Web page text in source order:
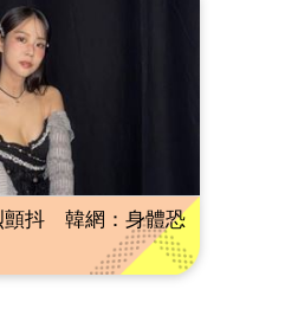
顫抖 韓網：身體恐